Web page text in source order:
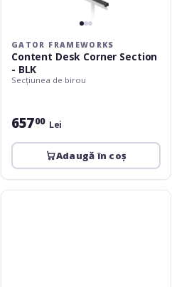
GATOR FRAMEWORKS
Content Desk Corner Section
- BLK
Secțiunea de birou
65700 Lei
Adaugă în coș
Gator